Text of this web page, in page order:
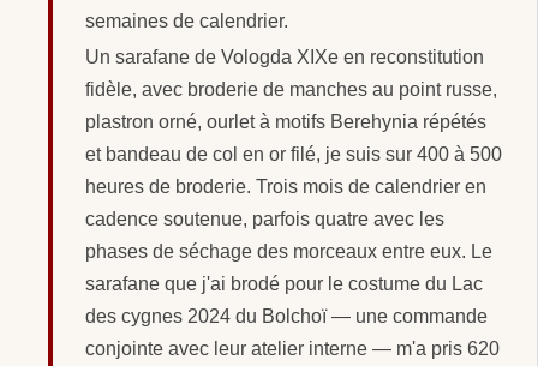
semaines de calendrier.
Un sarafane de Vologda XIXe en reconstitution
fidèle, avec broderie de manches au point russe,
plastron orné, ourlet à motifs Berehynia répétés
et bandeau de col en or filé, je suis sur 400 à 500
heures de broderie. Trois mois de calendrier en
cadence soutenue, parfois quatre avec les
phases de séchage des morceaux entre eux. Le
sarafane que j'ai brodé pour le costume du Lac
des cygnes 2024 du Bolchoï — une commande
conjointe avec leur atelier interne — m'a pris 620